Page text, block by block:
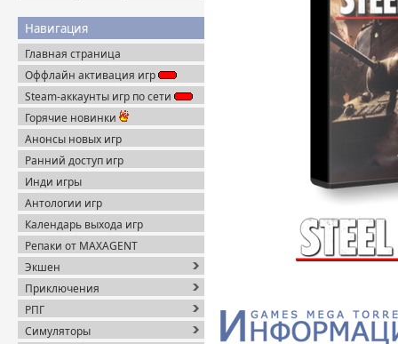
Навигация
Главная страница
Оффлайн активация игр
Steam-аккаунты игр по сети
Горячие новинки
Анонсы новых игр
Ранний доступ игр
Инди игры
Антологии игр
Календарь выхода игр
Репаки от MAXAGENT
Экшен
Приключения
РПГ
Симуляторы